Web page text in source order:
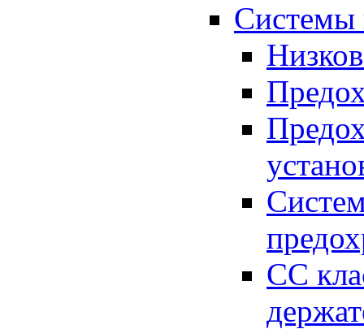
Системы
СС